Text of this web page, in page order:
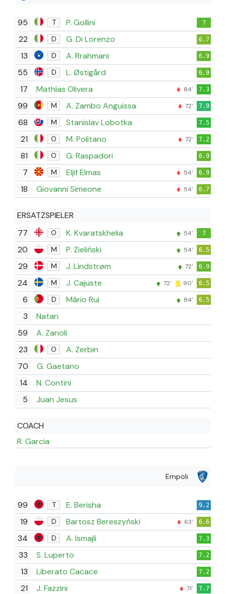
95 T P. Gollini 7
22 D G. Di Lorenzo 6.7
13 D A. Rrahmani 6.9
55 D L. Østigård 6.9
17 Mathías Olivera 84' 7.3
99 M A. Zambo Anguissa 72' 7.9
68 M Stanislav Lobotka 7.5
21 O M. Politano 72' 7.2
81 O G. Raspadori 6.9
7 M Eljif Elmas 54' 6.9
18 Giovanni Simeone 54' 6.7
ERSATZSPIELER
77
O K. Kvaratskhelia 54' 7
20 M P. Zieliński 54' 6.5
29 M J. Lindstrøm 72' 6.9
24 M J. Cajuste 72' 90' 6.5
6 D Mário Rui 84' 6.5
3
Natan
59
A. Zanoli
23
O
A. Zerbin
70
G. Gaetano
14
N. Contini
5
Juan Jesus
COACH
R. Garcia
Empoli
99 T E. Berisha 9.2
19 D Bartosz Bereszyński 63' 6.6
34 D A. Ismajli 7.3
33 S. Luperto 7.2
13 Liberato Cacace 7.2
21 J. Fazzini 71' 7.7